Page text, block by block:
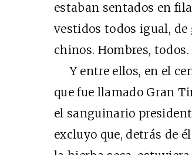
estaban sentados en
vestidos todos igual, de
chinos. Hombres, todos.
Y entre ellos, en el
que fue llamado Gran
el sanguinario
excluyo que, detrás de